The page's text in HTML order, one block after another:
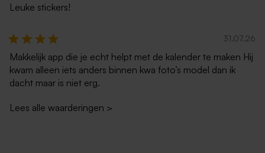
Crèmekleurige enveloppe
met puntklep
Leuke stickers!
31.07.26
Makkelijk app die je echt helpt met de kalender te maken Hij
kwam alleen iets anders binnen kwa foto’s model dan ik
dacht maar is niet erg.
Lees alle waarderingen >